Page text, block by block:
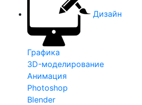
Дизайн
Графика
3D-моделирование
Анимация
Photoshop
Blender